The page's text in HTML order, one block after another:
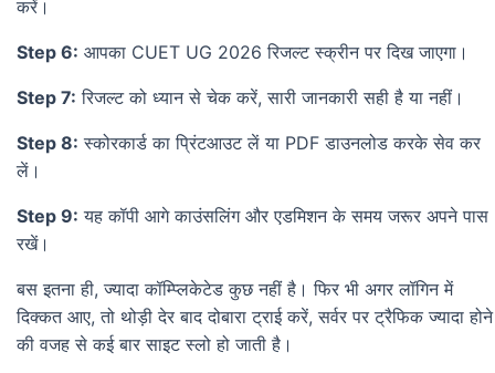
करें।
Step 6: आपका CUET UG 2026 रिजल्ट स्क्रीन पर दिख जाएगा।
Step 7: रिजल्ट को ध्यान से चेक करें, सारी जानकारी सही है या नहीं।
Step 8: स्कोरकार्ड का प्रिंटआउट लें या PDF डाउनलोड करके सेव कर
लें।
Step 9: यह कॉपी आगे काउंसलिंग और एडमिशन के समय जरूर अपने पास
रखें।
बस इतना ही, ज्यादा कॉम्प्लिकेटेड कुछ नहीं है। फिर भी अगर लॉगिन में
दिक्कत आए, तो थोड़ी देर बाद दोबारा ट्राई करें, सर्वर पर ट्रैफिक ज्यादा होने
की वजह से कई बार साइट स्लो हो जाती है।